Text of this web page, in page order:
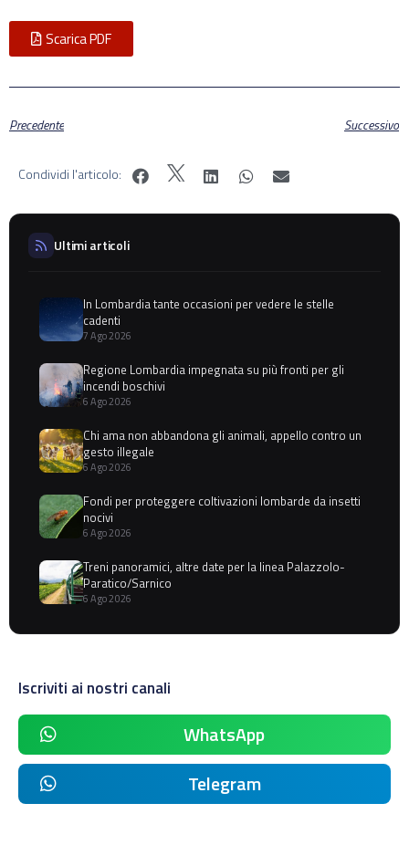
Scarica PDF
Precedente Successivo
Condividi l'articolo:
Ultimi articoli
In Lombardia tante occasioni per vedere le stelle
cadenti
7 Ago 2026
Regione Lombardia impegnata su più fronti per gli
incendi boschivi
6 Ago 2026
Chi ama non abbandona gli animali, appello contro un
gesto illegale
6 Ago 2026
Fondi per proteggere coltivazioni lombarde da insetti
nocivi
6 Ago 2026
Treni panoramici, altre date per la linea Palazzolo-
Paratico/Sarnico
6 Ago 2026
Iscriviti ai nostri canali
WhatsApp
Telegram